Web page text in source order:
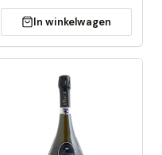
In winkelwagen